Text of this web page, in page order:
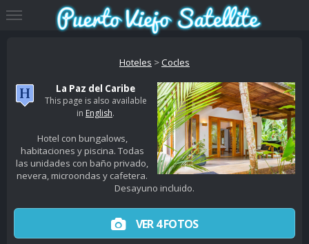
Hoteles >Cocles
La Paz del Caribe
This page is also available
in English.
Hotel con bungalows,
habitaciones y piscina. Todas
las unidades con baño privado,
nevera, microondas y cafetera.
Desayuno incluido.
VER 4 FOTOS